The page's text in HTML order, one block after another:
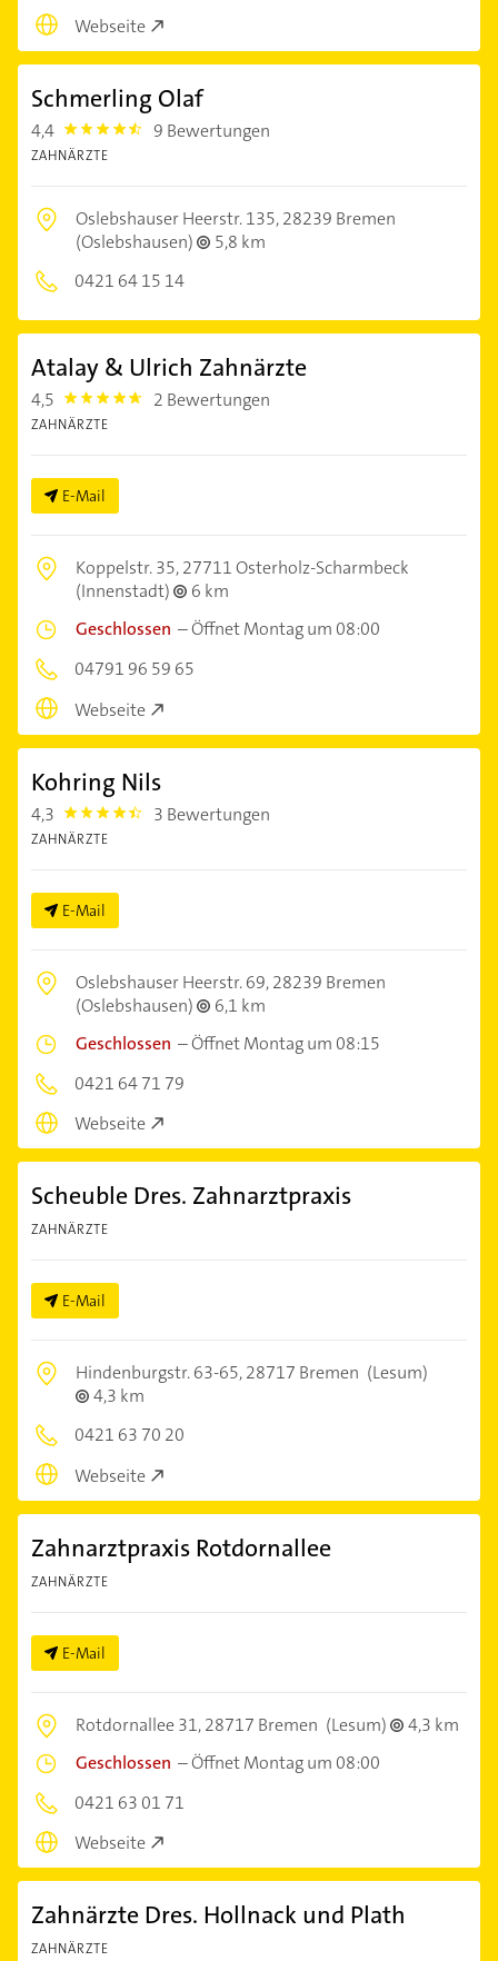
Webseite
Schmerling Olaf
4,4 4.4 9 Bewertungen
ZAHNÄRZTE
Oslebshauser Heerstr. 135,28239 Bremen
(Oslebshausen)
5,8 km
0421 64 15 14
Atalay & Ulrich Zahnärzte
4,5 4.5 2 Bewertungen
ZAHNÄRZTE
E-Mail
Koppelstr. 35,27711 Osterholz-Scharmbeck
(Innenstadt)
6 km
Geschlossen –Öffnet Montag um 08:00
04791 96 59 65
Webseite
Kohring Nils
4,3 4.3 3 Bewertungen
ZAHNÄRZTE
E-Mail
Oslebshauser Heerstr. 69,28239 Bremen
(Oslebshausen)
6,1 km
Geschlossen –Öffnet Montag um 08:15
0421 64 71 79
Webseite
Scheuble Dres. Zahnarztpraxis
ZAHNÄRZTE
E-Mail
Hindenburgstr. 63-65,28717 Bremen (Lesum)
4,3 km
0421 63 70 20
Webseite
Zahnarztpraxis Rotdornallee
ZAHNÄRZTE
E-Mail
Rotdornallee 31,28717 Bremen (Lesum)
4,3 km
Geschlossen –Öffnet Montag um 08:00
0421 63 01 71
Webseite
Zahnärzte Dres. Hollnack und Plath
ZAHNÄRZTE